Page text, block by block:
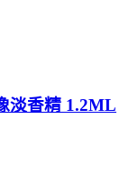
淡香精 1.2ML